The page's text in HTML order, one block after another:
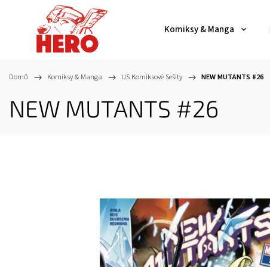
Komiksy & Manga
Domů / Komiksy & Manga / US Komiksové Sešity / NEW MUTANTS #26
NEW MUTANTS #26